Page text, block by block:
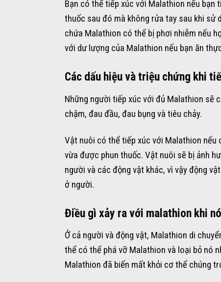
Bạn có thể tiếp xúc với Malathion nếu bạn
thuốc sau đó mà không rửa tay sau khi sử
chứa Malathion có thể bị phơi nhiễm nếu
với dư lượng của Malathion nếu bạn ăn
Các dấu hiệu và triệu chứng khi
Những người tiếp xúc với đủ Malathion sẽ
chậm, đau đầu, đau bụng và tiêu chảy.
Vật nuôi có thể tiếp xúc với Malathion nếu
vừa được phun thuốc. Vật nuôi sẽ bị ảnh
người và các động vật khác, vì vậy động
ở người.
Điều gì xảy ra với malathion khi
Ở cả người và động vật, Malathion di
thể có thể phá vỡ Malathion và loại bỏ nó
Malathion đã biến mất khỏi cơ thể chúng